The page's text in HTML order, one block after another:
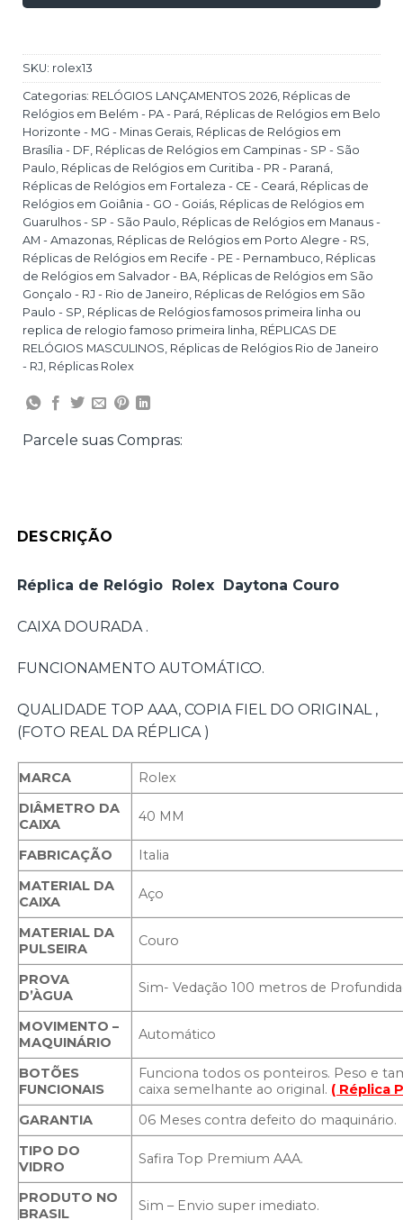
SKU: rolex13
Categorias: RELÓGIOS LANÇAMENTOS 2026 Réplicas de
Relógios em Belém - PA - Pará Réplicas de Relógios em Belo
Horizonte - MG - Minas Gerais Réplicas de Relógios em
Brasília - DF Réplicas de Relógios em Campinas - SP - São
Paulo Réplicas de Relógios em Curitiba - PR - Paraná
Réplicas de Relógios em Fortaleza - CE - Ceará Réplicas de
Relógios em Goiânia - GO - Goiás Réplicas de Relógios em
Guarulhos - SP - São Paulo Réplicas de Relógios em Manaus -
AM - Amazonas Réplicas de Relógios em Porto Alegre - RS
Réplicas de Relógios em Recife - PE - Pernambuco Réplicas
de Relógios em Salvador - BA Réplicas de Relógios em São
Gonçalo - RJ - Rio de Janeiro Réplicas de Relógios em São
Paulo - SP Réplicas de Relógios famosos primeira linha ou
replica de relogio famoso primeira linha RÉPLICAS DE
RELÓGIOS MASCULINOS Réplicas de Relógios Rio de Janeiro
- RJ Réplicas Rolex
Parcele suas Compras:
DESCRIÇÃO
Réplica de Relógio Rolex Daytona Couro
CAIXA DOURADA .
FUNCIONAMENTO AUTOMÁTICO.
QUALIDADE TOP AAA, COPIA FIEL DO ORIGINAL ,
(FOTO REAL DA RÉPLICA )
MARCA
Rolex
DIÂMETRO DA
CAIXA
40 MM
FABRICAÇÃO
Italia
MATERIAL DA
CAIXA
Aço
MATERIAL DA
PULSEIRA
Couro
PROVA
D’ÀGUA
Sim- Vedação 100 metros de
MOVIMENTO –
MAQUINÁRIO
Automático
BOTÕES
FUNCIONAIS
Funciona todos os ponteiros. Peso e
caixa semelhante ao original. ( Réplica
GARANTIA
06 Meses contra defeito do maquinário.
TIPO DO
VIDRO
Safira Top Premium AAA.
PRODUTO NO
BRASIL
Sim – Envio super imediato.